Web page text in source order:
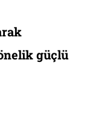
güçlü